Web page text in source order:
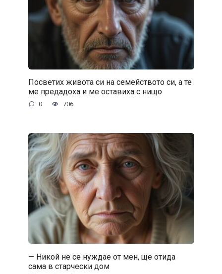
Посветих живота си на семейството си, а те
ме предадоха и ме оставиха с нищо
0 706
— Никой не се нуждае от мен, ще отида
сама в старчески дом